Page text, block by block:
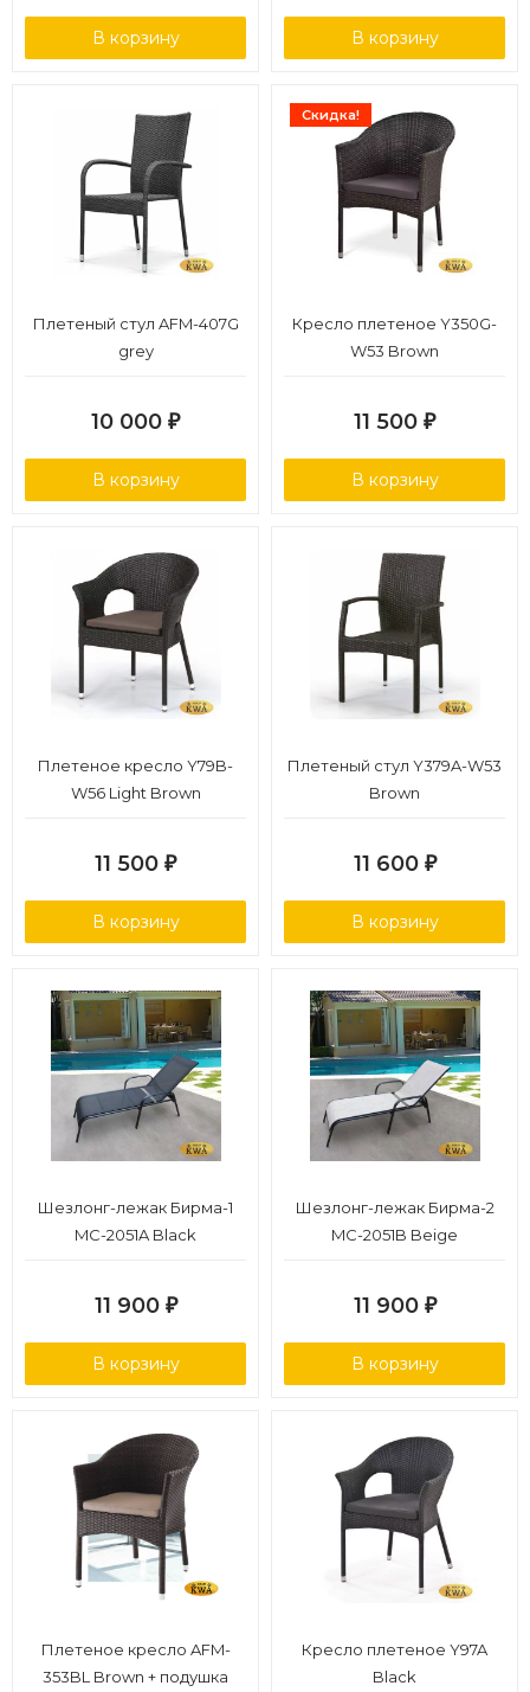
В корзину В корзину
Плетеный стул AFM-407G
grey
10 000 ₽
В корзину
Скидка!
Кресло плетеное Y350G-
W53 Brown
11 500 ₽
В корзину
Плетеное кресло Y79B-
W56 Light Brown
11 500 ₽
В корзину
Плетеный стул Y379A-W53
Brown
11 600 ₽
В корзину
Шезлонг-лежак Бирма-1
MC-2051A Black
11 900 ₽
В корзину
Шезлонг-лежак Бирма-2
MC-2051B Beige
11 900 ₽
В корзину
Плетеное кресло AFM-
353BL Brown + подушка
Кресло плетеное Y97A
Black